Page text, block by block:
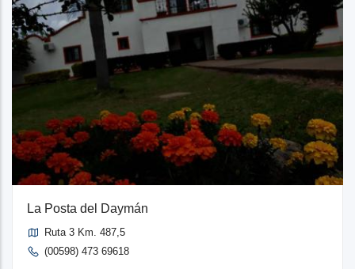
La Posta del Daymán
Ruta 3 Km. 487,5
(00598) 473 69618